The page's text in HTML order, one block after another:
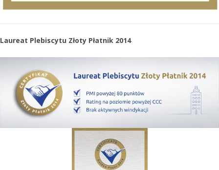
Laureat Plebiscytu Złoty Płatnik 2014